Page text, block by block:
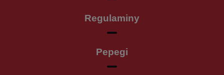
Regulaminy
Pepegi